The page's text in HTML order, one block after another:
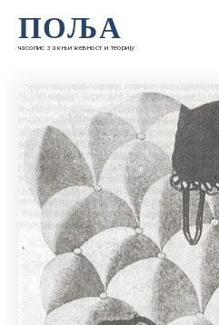
ПОЉА
часопис за књижевност и теорију